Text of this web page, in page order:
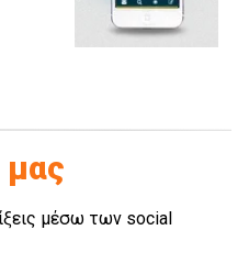
μέσω των social